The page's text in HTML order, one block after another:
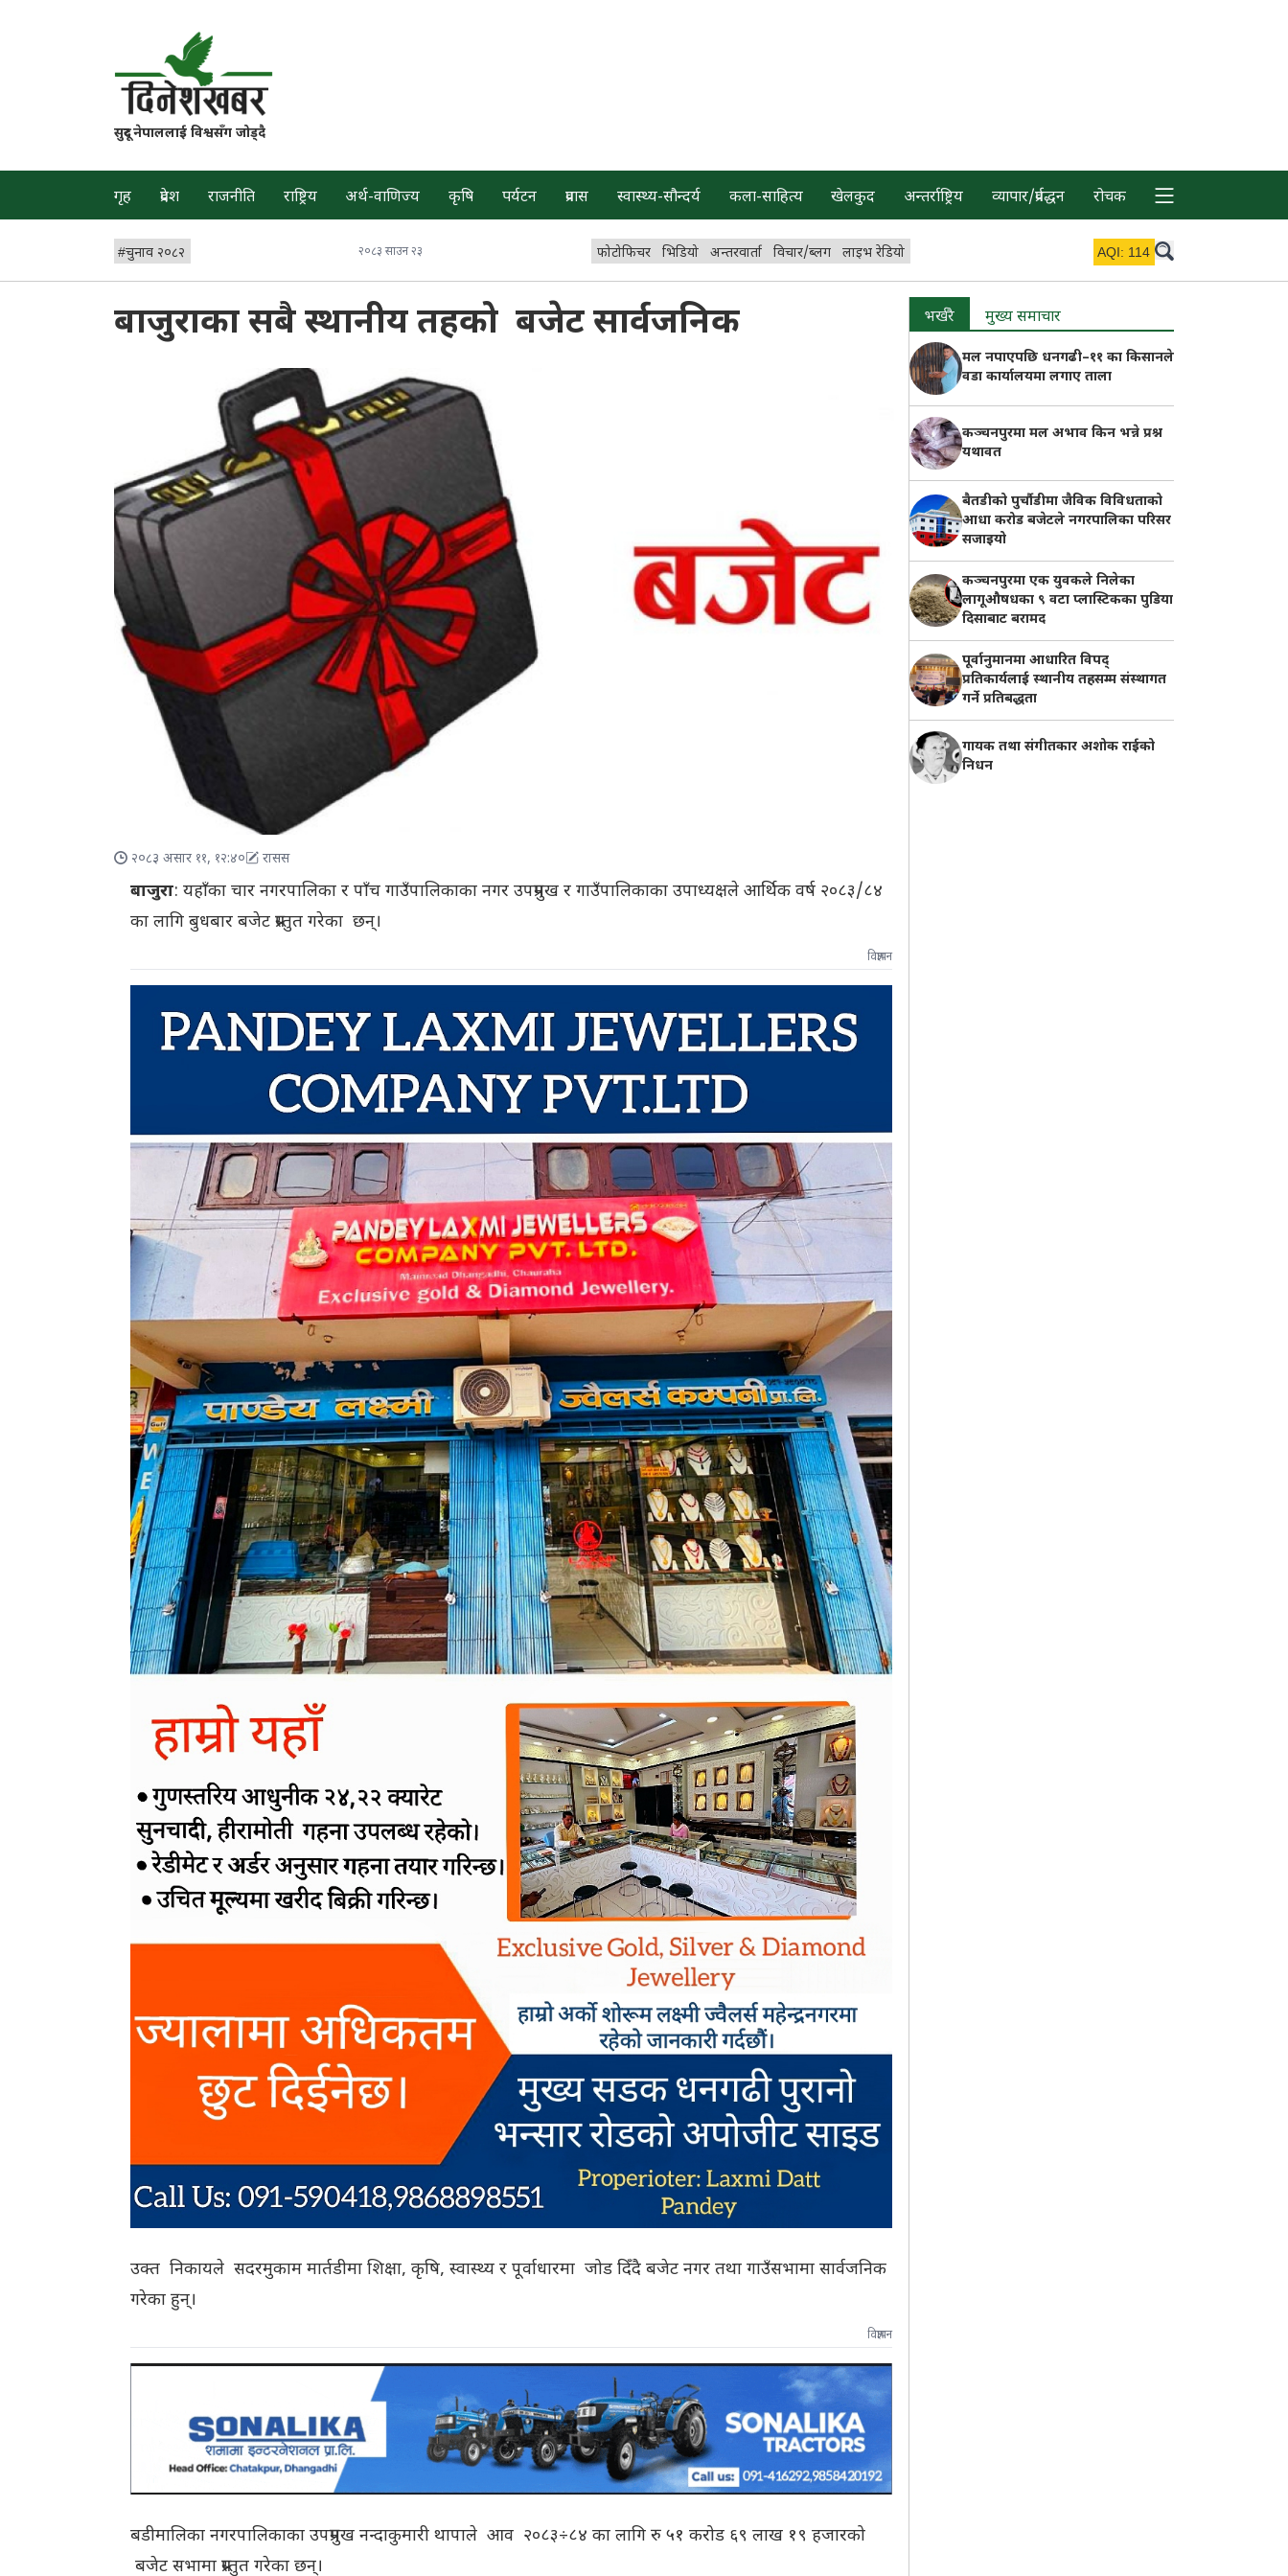
सुदूर नेपाललाई विश्वसँग जोड्दै
गृह प्रदेश राजनीति राष्ट्रिय अर्थ-वाणिज्य कृषि पर्यटन प्रवास स्वास्थ्य-सौन्दर्य कला-साहित्य खेलकुद अन्तर्राष्ट्रिय व्यापार/प्रर्वद्धन रोचक
#चुनाव २०८२ २०८३ साउन २३ फोटोफिचर भिडियो अन्तरवार्ता विचार/ब्लग लाइभ रेडियो AQI: 114
बाजुराका सबै स्थानीय तहको बजेट सार्वजनिक
२०८३ असार ११, १२:४० रासस
बाजुरा: यहाँका चार नगरपालिका र पाँच गाउँपालिकाका नगर उपप्रमुख र गाउँपालिकाका उपाध्यक्षले आर्थिक वर्ष २०८३/८४
का लागि बुधबार बजेट प्रस्तुत गरेका छन्।
विज्ञापन
उक्त निकायले सदरमुकाम मार्तडीमा शिक्षा, कृषि, स्वास्थ्य र पूर्वाधारमा जोड दिँदै बजेट नगर तथा गाउँसभामा सार्वजनिक
गरेका हुन्।
विज्ञापन
बडीमालिका नगरपालिकाका उपप्रमुख नन्दाकुमारी थापाले आव २०८३÷८४ का लागि रु ५१ करोड ६९ लाख १९ हजारको
बजेट सभामा प्रस्तुत गरेका छन्।
भर्खरै मुख्य समाचार
मल नपाएपछि धनगढी–११ का किसानले
वडा कार्यालयमा लगाए ताला
कञ्चनपुरमा मल अभाव किन भन्ने प्रश्न
यथावत
बैतडीको पुर्चौडीमा जैविक विविधताको
आधा करोड बजेटले नगरपालिका परिसर
सजाइयो
कञ्चनपुरमा एक युवकले निलेका
लागूऔषधका ९ वटा प्लास्टिकका पुडिया
दिसाबाट बरामद
पूर्वानुमानमा आधारित विपद्
प्रतिकार्यलाई स्थानीय तहसम्म संस्थागत
गर्ने प्रतिबद्धता
गायक तथा संगीतकार अशोक राईको
निधन